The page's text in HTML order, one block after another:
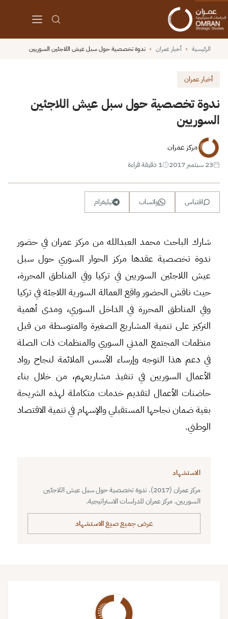
الرئيسية › أخبار عمران › ندوة تخصصية حول سبل عيش اللاجئين السوريين
أخبار عمران
ندوة تخصصية حول سبل عيش اللاجئين
السوريين
مركز عمران
23 سبتمبر 2017
1 دقيقة قراءة
اقتباس واتساب تيليغرام
شارك الباحث محمد العبدالله من مركز عمران في حضور
ندوة تخصصية عقدها مركز الحوار السوري حول سبل
عيش اللاجئين السوريين في تركيا وفي المناطق المحررة،
حيث ناقش الحضور واقع العمالة السورية اللاجئة في تركيا
وفي المناطق المحررة في الداخل السوري، ومدى أهمية
التركيز على تنمية المشاريع الصغيرة والمتوسطة من قبل
منظمات المجتمع المدني السوري والمنظمات ذات الصلة
في دعم هذا التوجه وإرساء الأسس الملائمة لنجاح رواد
الأعمال السوريين في تنفيذ مشاريعهم، من خلال بناء
حاضنات الأعمال لتقديم خدمات متكاملة لهذه الشريحة
بغية ضمان نجاحها المستقبلي والإسهام في تنمية الاقتصاد
الوطني.
الاستشهاد
مركز عمران (2017). ندوة تخصصية حول سبل عيش اللاجئين
السوريين. مركز عمران للدراسات الاستراتيجية.
عرض جميع صيغ الاستشهاد